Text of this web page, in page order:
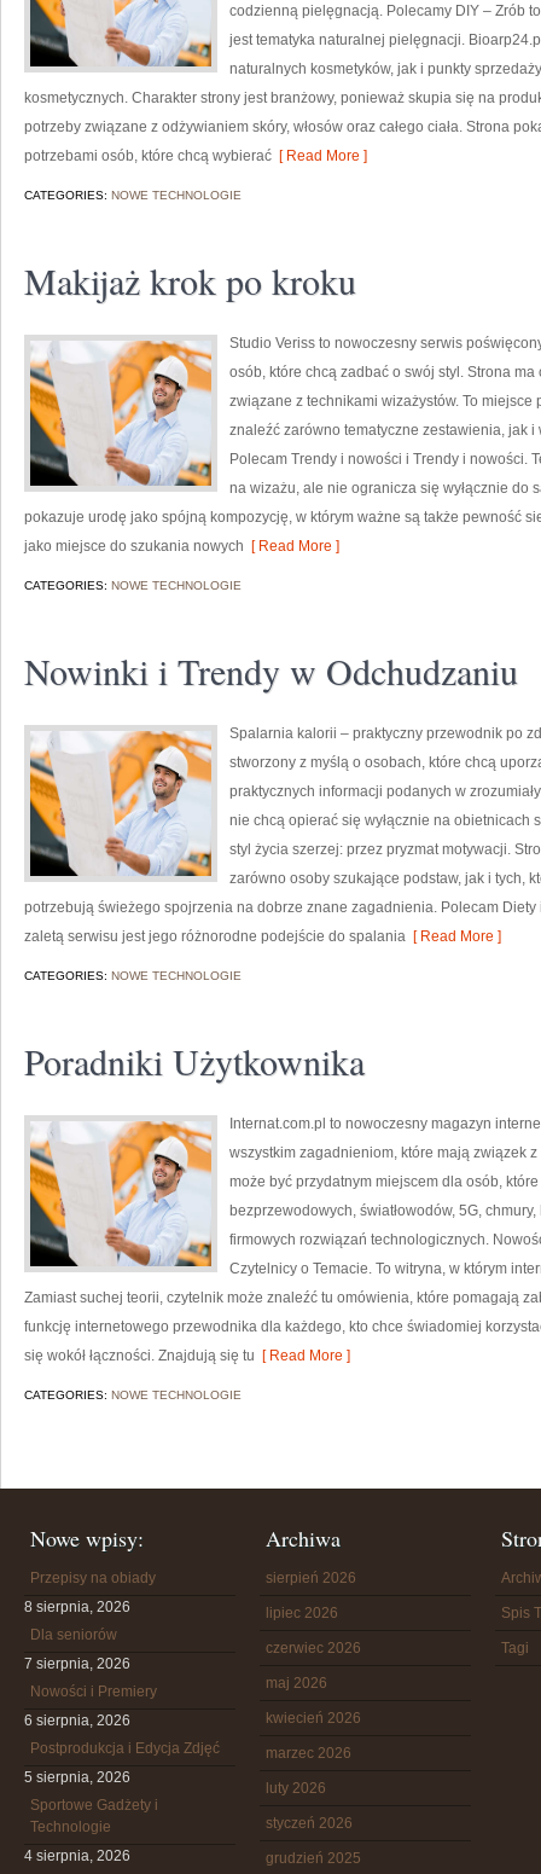
codzienną pielęgnacją. Polecamy DIY – Zrób
jest tematyka naturalnej pielęgnacji.
naturalnych kosmetyków, jak i punkty
kosmetycznych. Charakter strony jest branżowy, ponieważ skupia się na
potrzeby związane z odżywianiem skóry, włosów oraz całego ciała. Strona
potrzebami osób, które chcą wybierać [ Read More ]
CATEGORIES: NOWE TECHNOLOGIE
Makijaż krok po kroku
Studio Veriss to nowoczesny serwis
osób, które chcą zadbać o swój styl. Strona
związane z technikami wizażystów. To miejsce
znaleźć zarówno tematyczne zestawienia, jak
Polecam Trendy i nowości i Trendy i nowości.
na wizażu, ale nie ogranicza się wyłącznie do
pokazuje urodę jako spójną kompozycję, w którym ważne są także pewność
jako miejsce do szukania nowych [ Read More ]
CATEGORIES: NOWE TECHNOLOGIE
Nowinki i Trendy w Odchudzaniu
Spalarnia kalorii – praktyczny przewodnik po
stworzony z myślą o osobach, które chcą
praktycznych informacji podanych w
nie chcą opierać się wyłącznie na obietnicach
styl życia szerzej: przez pryzmat motywacji.
zarówno osoby szukające podstaw, jak i tych,
potrzebują świeżego spojrzenia na dobrze znane zagadnienia. Polecam
zaletą serwisu jest jego różnorodne podejście do spalania [ Read More ]
CATEGORIES: NOWE TECHNOLOGIE
Poradniki Użytkownika
Internat.com.pl to nowoczesny magazyn
wszystkim zagadnieniom, które mają związek
może być przydatnym miejscem dla osób,
bezprzewodowych, światłowodów, 5G,
firmowych rozwiązań technologicznych.
Czytelnicy o Temacie. To witryna, w którym
Zamiast suchej teorii, czytelnik może znaleźć tu omówienia, które pomagają
funkcję internetowego przewodnika dla każdego, kto chce świadomiej
się wokół łączności. Znajdują się tu [ Read More ]
CATEGORIES: NOWE TECHNOLOGIE
Nowe wpisy:
Przepisy na obiady
8 sierpnia, 2026
Dla seniorów
7 sierpnia, 2026
Nowości i Premiery
6 sierpnia, 2026
Postprodukcja i Edycja Zdjęć
5 sierpnia, 2026
Sportowe Gadżety i
Technologie
4 sierpnia, 2026
Archiwa
sierpień 2026
lipiec 2026
czerwiec 2026
maj 2026
kwiecień 2026
marzec 2026
luty 2026
styczeń 2026
grudzień 2025
Spis
Tagi